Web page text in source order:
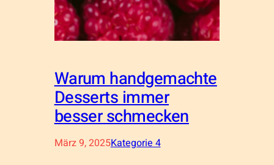
Warum handgemachte
Desserts immer
besser schmecken
März 9, 2025Kategorie 4